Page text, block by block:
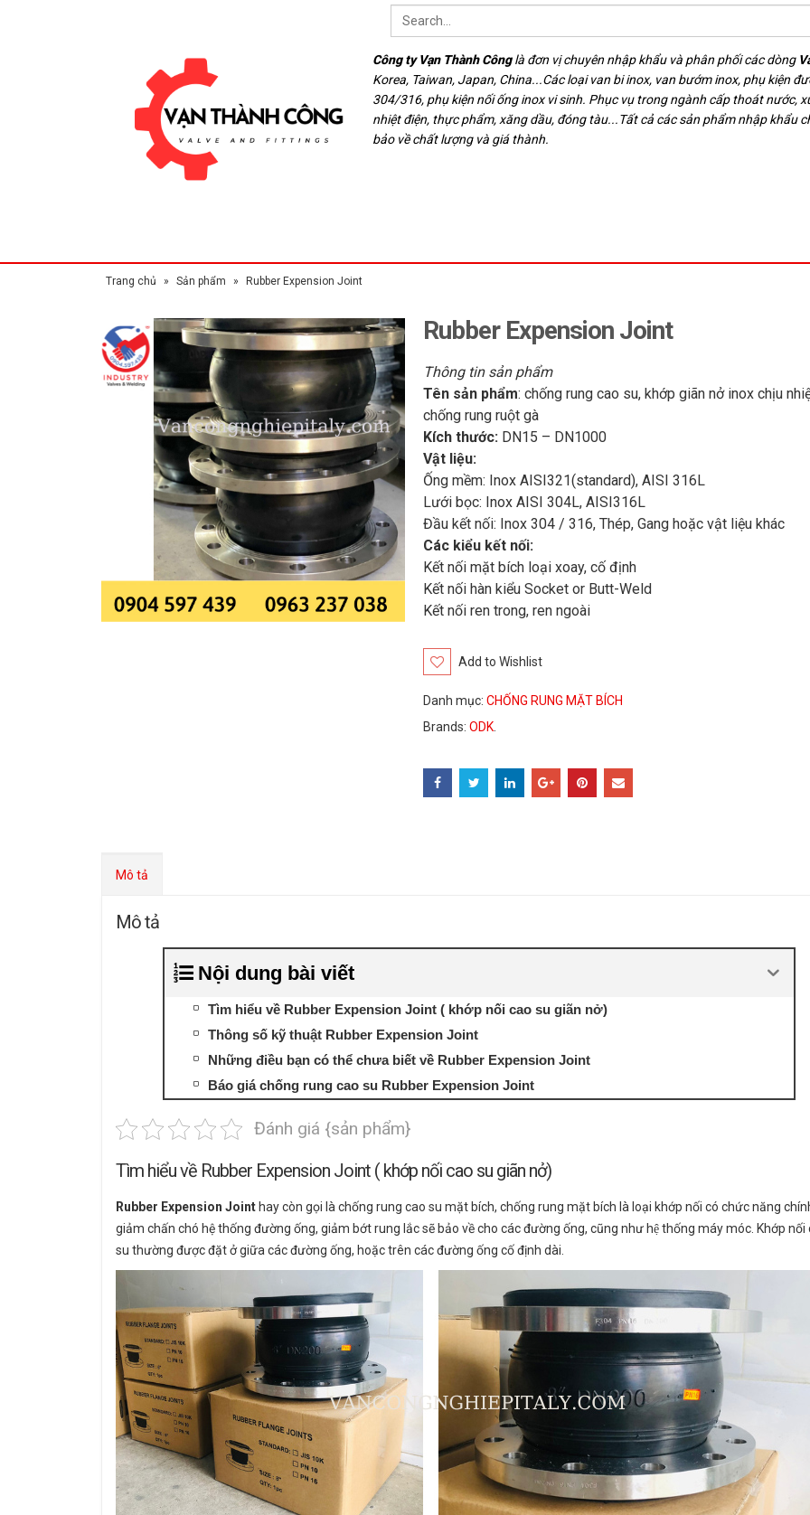
Công ty Vạn Thành Cônglà đơn vị chuyên nhập khẩu và phân phối các dòng
Korea, Taiwan, Japan, China...Các loại van bi inox, van bướm inox, phụ kiện
304/316, phụ kiện nối ống inox vi sinh. Phục vụ trong ngành cấp thoát nước,
nhiệt điện, thực phẩm, xăng dầu, đóng tàu...Tất cả các sản phẩm nhập khẩu
bảo về chất lượng và giá thành.
Trang chủ » Sản phẩm » Rubber Expension Joint
Rubber Expension Joint
Thông tin sản phẩm
Tên sản phẩm: chống rung cao su, khớp giãn nở inox chịu
chống rung ruột gà
Kích thước: DN15 – DN1000
Vật liệu:
Ống mềm: Inox AISI321(standard), AISI 316L
Lưới bọc: Inox AISI 304L, AISI316L
Đầu kết nối: Inox 304 / 316, Thép, Gang hoặc vật liệu khác
Các kiểu kết nối:
Kết nối mặt bích loại xoay, cố định
Kết nối hàn kiểu Socket or Butt-Weld
Kết nối ren trong, ren ngoài
Add to Wishlist
Danh mục:CHỐNG RUNG MẶT BÍCH
Brands:ODK.
Mô tả
Mô tả
Nội dung bài viết
Tìm hiểu về Rubber Expension Joint ( khớp nối cao su giãn nở)
Thông số kỹ thuật Rubber Expension Joint
Những điều bạn có thể chưa biết về Rubber Expension Joint
Báo giá chống rung cao su Rubber Expension Joint
Đánh giá {sản phẩm}
Tìm hiểu về Rubber Expension Joint ( khớp nối cao su giãn nở)
Rubber Expension Joint hay còn gọi là chống rung cao su mặt bích, chống rung mặt bích là loại khớp nối có chức năng
giảm chấn chó hệ thống đường ống, giảm bớt rung lắc sẽ bảo về cho các đường ống, cũng như hệ thống máy móc. Khớp nối
su thường được đặt ở giữa các đường ống, hoặc trên các đường ống cố định dài.